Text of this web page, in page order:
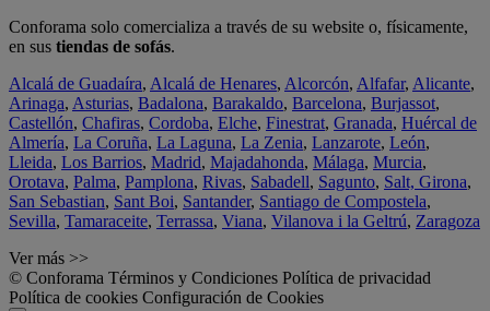
Conforama solo comercializa a través de su website o, físicamente,
en sus tiendas de sofás.
Alcalá de Guadaíra, Alcalá de Henares, Alcorcón, Alfafar, Alicante,
Arinaga, Asturias, Badalona, Barakaldo, Barcelona, Burjassot,
Castellón, Chafiras, Cordoba, Elche, Finestrat, Granada, Huércal de
Almería, La Coruña, La Laguna, La Zenia, Lanzarote, León,
Lleida, Los Barrios, Madrid, Majadahonda, Málaga, Murcia,
Orotava, Palma, Pamplona, Rivas, Sabadell, Sagunto, Salt, Girona,
San Sebastian, Sant Boi, Santander, Santiago de Compostela,
Sevilla, Tamaraceite, Terrassa, Viana, Vilanova i la Geltrú, Zaragoza
Ver más >>
© Conforama Términos y Condiciones Política de privacidad
Política de cookies Configuración de Cookies